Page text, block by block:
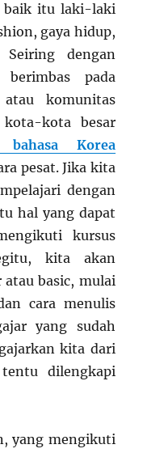
baik itu laki-laki
gaya hidup,
dengan
pada
komunitas
kota besar
bahasa Korea
pesat. Jika kita
dengan
hal yang dapat
kursus
kita akan
atau basic, mulai
cara menulis
yang sudah
kita dari
dilengkapi
yang mengikuti